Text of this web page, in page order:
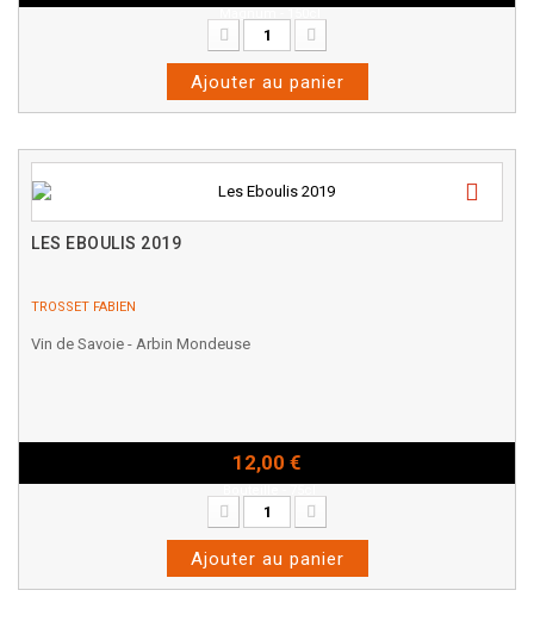
Ajouter au panier
LES EBOULIS 2019
TROSSET FABIEN
Vin de Savoie - Arbin Mondeuse
12,00 €
Ajouter au panier